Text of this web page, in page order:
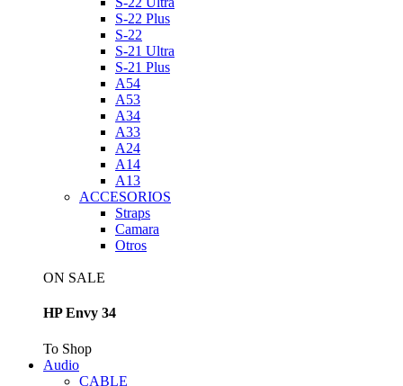
S-22 Plus
S-22
S-21 Ultra
S-21 Plus
A54
A53
A34
A33
A24
A14
A13
ACCESORIOS
Straps
Camara
Otros
ON SALE
HP Envy 34
To Shop
Audio
CABLE